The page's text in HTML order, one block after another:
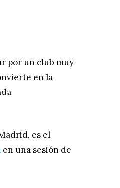
por un club muy
en la
es el
en una sesión de